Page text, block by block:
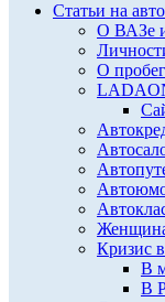
Статьи на
О ВАЗе
О
Кризис
В
В